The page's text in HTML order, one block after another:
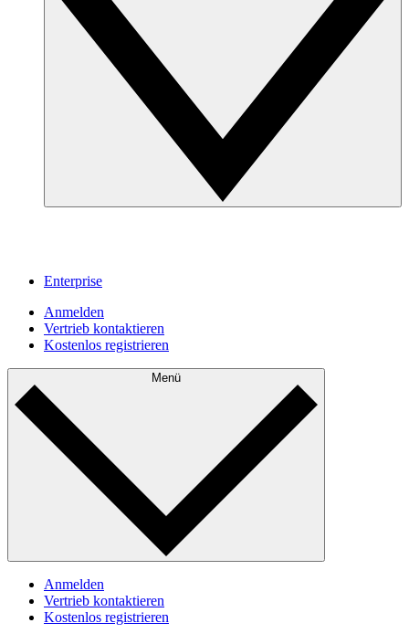
Enterprise
Anmelden
Vertrieb kontaktieren
Kostenlos registrieren
Menü
Anmelden
Vertrieb kontaktieren
Kostenlos registrieren